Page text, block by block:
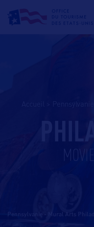
Pennsylvanie - Mural Arts